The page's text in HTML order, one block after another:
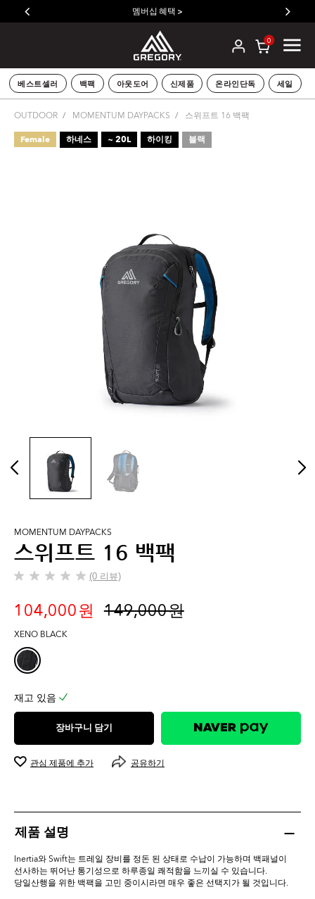
멤버십 혜택 >
0
베스트셀러 백팩 아웃도어 신제품 온라인단독 세일
OUTDOOR MOMENTUM DAYPACKS 스위프트 16 백팩
Female 하네스 ~ 20L 하이킹 블랙
MOMENTUM DAYPACKS
스위프트 16 백팩
(0 리뷰)
별
개
0.0
개
입
니
149,000 원
104,000 원
XENO BLACK
재고 있음
장바구니 담기
관심 제품에 추가 공유하기
제품 설명
Inertia와 Swift는 트레일 장비를 정돈 된 상태로 수납이 가능하며 백패널이
선사하는 뛰어난 통기성으로 하루종일 쾌적함을 느끼실 수 있습니다.
당일산행을 위한 백팩을 고민 중이시라면 매우 좋은 선택지가 될 것입니다.